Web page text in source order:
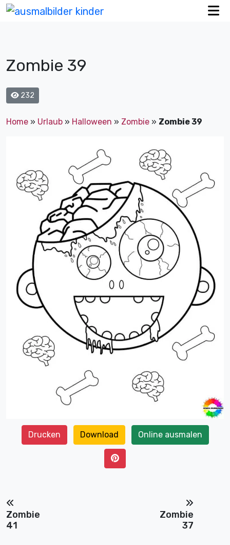
Zombie 39
232
Home » Urlaub » Halloween » Zombie » Zombie 39
Drucken Download Online ausmalen
Zombie
41
Zombie
37